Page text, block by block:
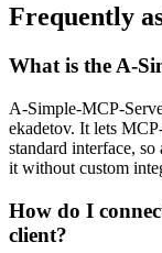
Frequently
What is the A-
A-Simple-MCP-
ekadetov. It lets
standard interface,
it without custom
How do I
client?